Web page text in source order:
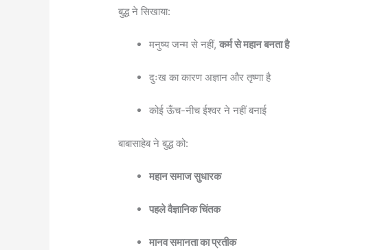
बुद्ध ने सिखाया:
मनुष्य जन्म से नहीं,कर्म से महान बनता है
दुःख का कारण अज्ञान और तृष्णा है
कोई ऊँच-नीच ईश्वर ने नहीं बनाई
बाबासाहेब ने बुद्ध को:
महान समाज सुधारक
पहले वैज्ञानिक चिंतक
मानव समानता का प्रतीक